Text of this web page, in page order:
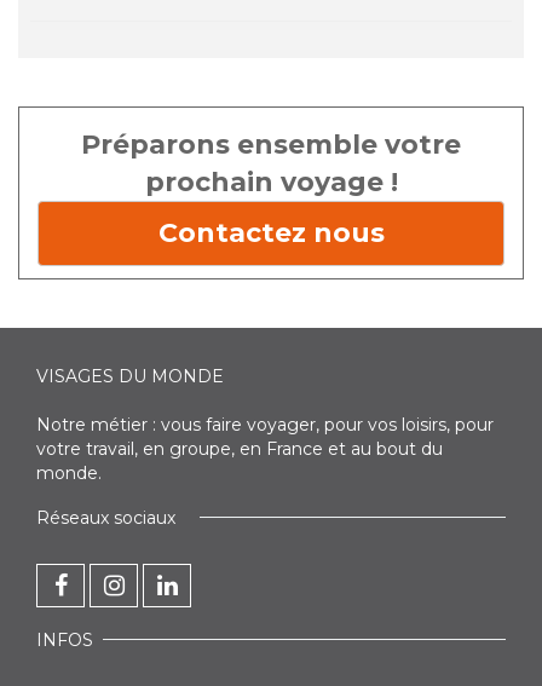
Préparons ensemble votre
prochain voyage !
Contactez nous
VISAGES DU MONDE
Notre métier : vous faire voyager, pour vos loisirs, pour
votre travail, en groupe, en France et au bout du
monde.
Réseaux sociaux
INFOS